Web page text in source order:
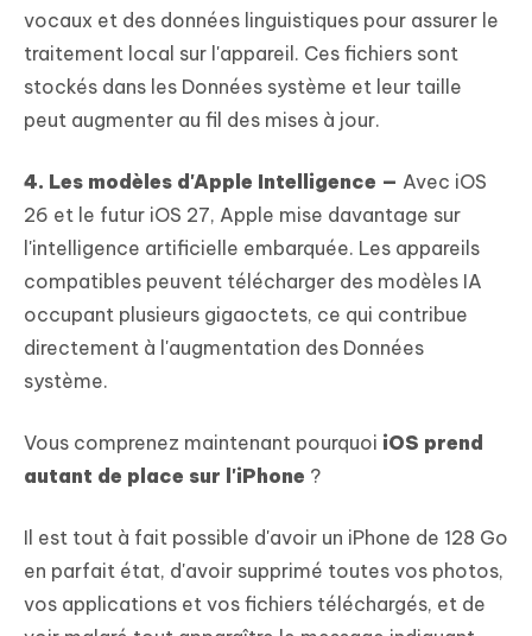
vocaux et des données linguistiques pour assurer le
traitement local sur l'appareil. Ces fichiers sont
stockés dans les Données système et leur taille
peut augmenter au fil des mises à jour.
4. Les modèles d'Apple Intelligence — Avec iOS
26 et le futur iOS 27, Apple mise davantage sur
l'intelligence artificielle embarquée. Les appareils
compatibles peuvent télécharger des modèles IA
occupant plusieurs gigaoctets, ce qui contribue
directement à l'augmentation des Données
système.
Vous comprenez maintenant pourquoi iOS prend
autant de place sur l'iPhone ?
Il est tout à fait possible d'avoir un iPhone de 128 Go
en parfait état, d'avoir supprimé toutes vos photos,
vos applications et vos fichiers téléchargés, et de